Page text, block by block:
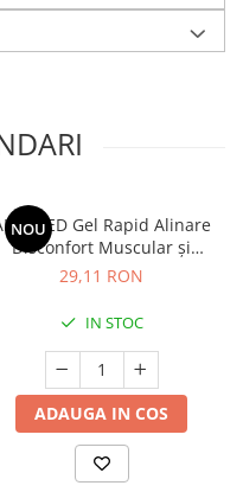
NOU
Gel Rapid Alinare
Disconfort Muscular și
Articular cu Ardei Iute și
29,11 RON
IN STOC
ADAUGA IN COS